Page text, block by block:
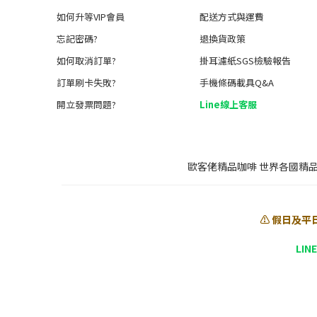
如何升等VIP會員
忘記密碼?
如何取消訂單?
訂單刷卡失敗?
開立發票問題?
配送方式與運費
退換貨政策
掛耳濾紙SGS檢驗報告
手機條碼載具Q&A
Line線上客服
歐客佬精品咖啡 世界各國精
⚠️ 假日及平